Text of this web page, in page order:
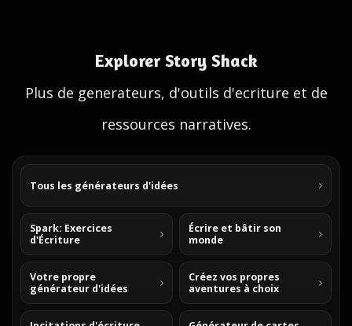
Explorer Story Shack
Plus de generateurs, d'outils d'ecriture et de
ressources narratives.
Tous les générateurs d'idées
Spark: Exercices
d'Écriture
Écrire et bâtir son
monde
Votre propre
générateur d'idées
Créez vos propres
aventures à choix